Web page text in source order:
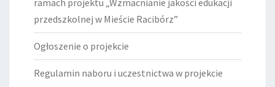
ramach projektu „Wzmacnianie jakości edukacji
przedszkolnej w Mieście Racibórz”
Ogłoszenie o projekcie
Regulamin naboru i uczestnictwa w projekcie